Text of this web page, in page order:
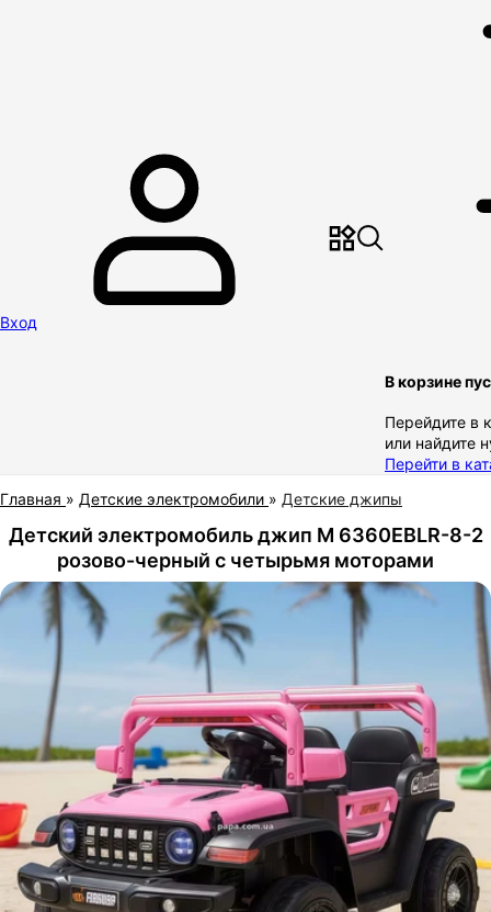
Вход
В корзине
Перейдите в
или найдите
Перейти в
Главная » Детские электромобили » Детские джипы
Детский электромобиль джип M 6360EBLR-8-2
розово-черный с четырьмя моторами